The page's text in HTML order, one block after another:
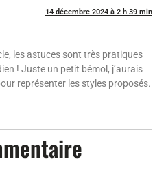
14 décembre 2024 à 2 h 39 min
les astuces sont très pratiques
! Juste un petit bémol, j’aurais
représenter les styles proposés.